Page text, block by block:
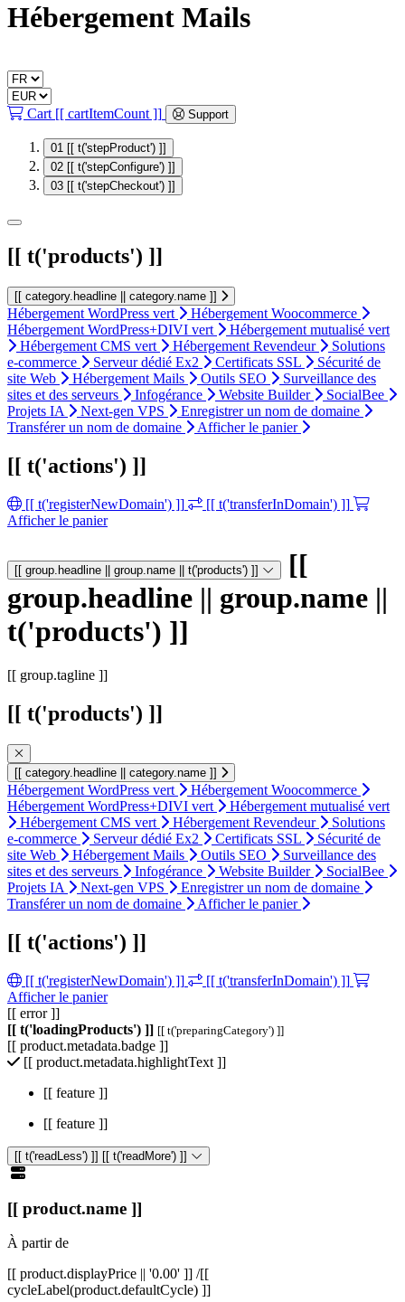
Hébergement Mails
Cart [[ cartItemCount ]] Support
01 [[ t('stepProduct') ]]
02 [[ t('stepConfigure') ]]
03 [[ t('stepCheckout') ]]
[[ t('products') ]]
[[ category.headline || category.name ]]
Hébergement WordPress vert
Hébergement Woocommerce
Hébergement WordPress+DIVI vert
Hébergement mutualisé vert
Hébergement CMS vert
Hébergement Revendeur
Solutions
e-commerce
Serveur dédié Ex2 Certificats SSL
Sécurité de
site Web
Hébergement Mails Outils SEO
Surveillance des
sites et des serveurs
Infogérance Website Builder
SocialBee
Projets IA
Next-gen VPS
Enregistrer un nom de domaine
Transférer un nom de domaine
Afficher le panier
[[ t('actions') ]]
[[ t('registerNewDomain') ]]
[[ t('transferInDomain') ]]
Afficher le panier
[[ group.headline || group.name || t('products') ]]
[[
group.headline || group.name ||
t('products') ]]
[[ group.tagline ]]
[[ t('products') ]]
[[ category.headline || category.name ]]
Hébergement WordPress vert
Hébergement Woocommerce
Hébergement WordPress+DIVI vert
Hébergement mutualisé vert
Hébergement CMS vert
Hébergement Revendeur
Solutions
e-commerce
Serveur dédié Ex2 Certificats SSL
Sécurité de
site Web
Hébergement Mails Outils SEO
Surveillance des
sites et des serveurs
Infogérance Website Builder
SocialBee
Projets IA
Next-gen VPS
Enregistrer un nom de domaine
Transférer un nom de domaine
Afficher le panier
[[ t('actions') ]]
[[ t('registerNewDomain') ]]
[[ t('transferInDomain') ]]
Afficher le panier
[[ error ]]
[[ t('loadingProducts') ]] [[ t('preparingCategory') ]]
[[ product.metadata.badge ]]
[[ product.metadata.highlightText ]]
[[ feature ]]
[[ feature ]]
[[ t('readLess') ]] [[ t('readMore') ]]
[[ product.name ]]
À partir de
[[ product.displayPrice || '0.00' ]] /[[
cycleLabel(product.defaultCycle) ]]